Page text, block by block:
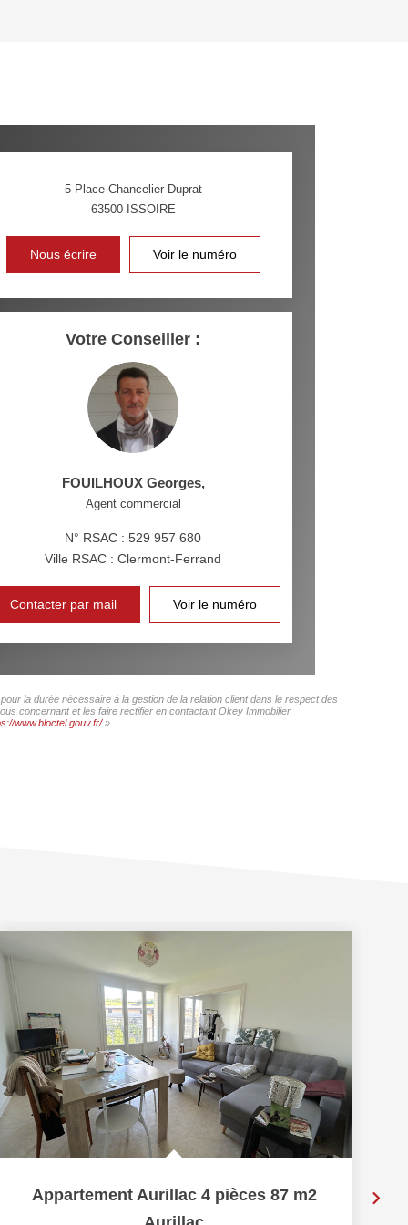
5 Place Chancelier Duprat
63500 ISSOIRE
Nous écrire Voir le numéro
Votre Conseiller :
FOUILHOUX Georges,
Agent commercial
N° RSAC : 529 957 680
Ville RSAC : Clermont-Ferrand
Contacter par mail Voir le numéro
la durée nécessaire à la gestion de la relation client dans le respect des
concernant et les faire rectifier en contactant Okey Immobilier
www.bloctel.gouv.fr/»
Appartement Aurillac 4 pièces 87 m2